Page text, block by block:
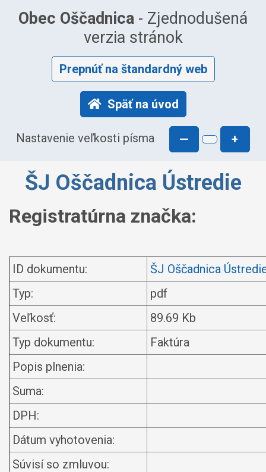
Obec Oščadnica - Zjednodušená
verzia stránok
Prepnúť na štandardný web
Späť na úvod
Nastavenie veľkosti písma — +
ŠJ Oščadnica Ústredie
Registratúrna značka:
ID dokumentu:
ŠJ Oščadnica
Typ:
pdf
Veľkosť:
89.69 Kb
Typ dokumentu:
Faktúra
Popis plnenia:
Suma:
DPH:
Dátum vyhotovenia:
Súvisí so zmluvou: